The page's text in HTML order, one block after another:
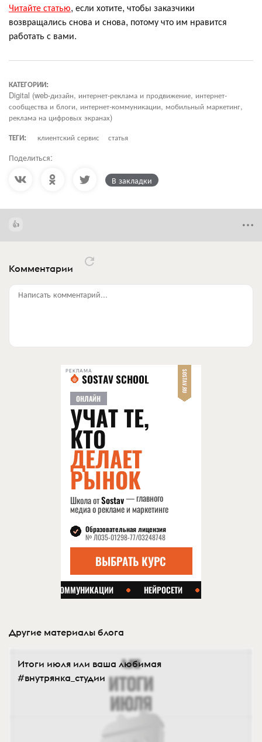
Читайте статью, если хотите, чтобы заказчики
возвращались снова и снова, потому что им нравится
работать с вами.
КАТЕГОРИИ:
Digital (web-дизайн, интернет-реклама и продвижение, интернет-
сообщества и блоги, интернет-коммуникации, мобильный маркетинг,
реклама на цифровых экранах)
ТЕГИ:
клиентский сервис статья
Поделиться:
В закладки
Комментарии
Написать комментарий...
РЕКЛАМА
Другие материалы блога
Итоги июля или ваша любимая
#внутрянка_студии